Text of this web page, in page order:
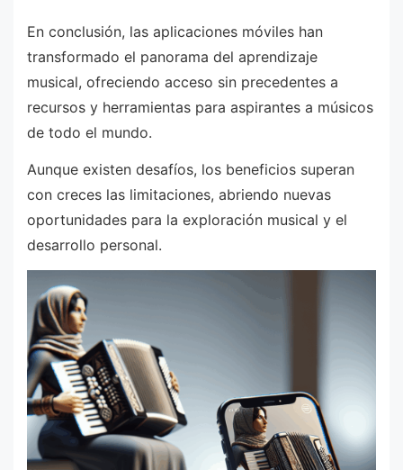
En conclusión, las aplicaciones móviles han
transformado el panorama del aprendizaje
musical, ofreciendo acceso sin precedentes a
recursos y herramientas para aspirantes a músicos
de todo el mundo.
Aunque existen desafíos, los beneficios superan
con creces las limitaciones, abriendo nuevas
oportunidades para la exploración musical y el
desarrollo personal.